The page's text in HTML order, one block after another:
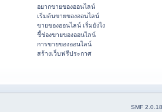
อยากขายของออนไลน์
เริ่มต้นขายของออนไลน์
ขายของออนไลน์ เริ่มยังไง
ชี้ช่องขายของออนไลน์
การขายของออนไลน์
สร้างเว็บฟรีประกาศ
SMF 2.0.18